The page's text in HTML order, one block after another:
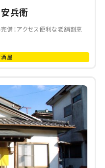
兵衛
備！アクセス便利な老舗割烹
屋